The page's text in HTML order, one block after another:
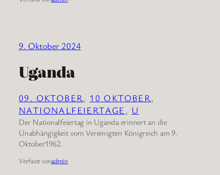
9. Oktober 2024
Uganda
09. OKTOBER, 10 OKTOBER
NATIONALFEIERTAGE , U
Der Nationalfeiertag in Uganda erinnert an die
Unabhängigkeit vom Vereinigten Königreich am 9.
Oktober1962.
Verfasst vonadmin